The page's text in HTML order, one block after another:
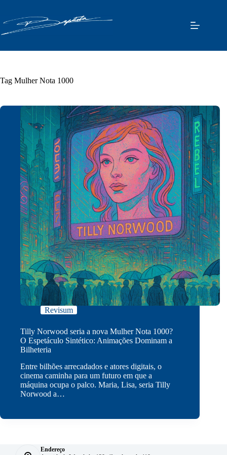
o
conteúdo
Tag Mulher Nota 1000
Revisum
Tilly Norwood seria a nova Mulher Nota 1000?
O Espetáculo Sintético: Animações Dominam a
Bilheteria
Entre bilhões arrecadados e atores digitais, o
cinema caminha para um futuro em que a
máquina ocupa o palco. Maria, Lisa, seria Tilly
Norwood a…
Endereço